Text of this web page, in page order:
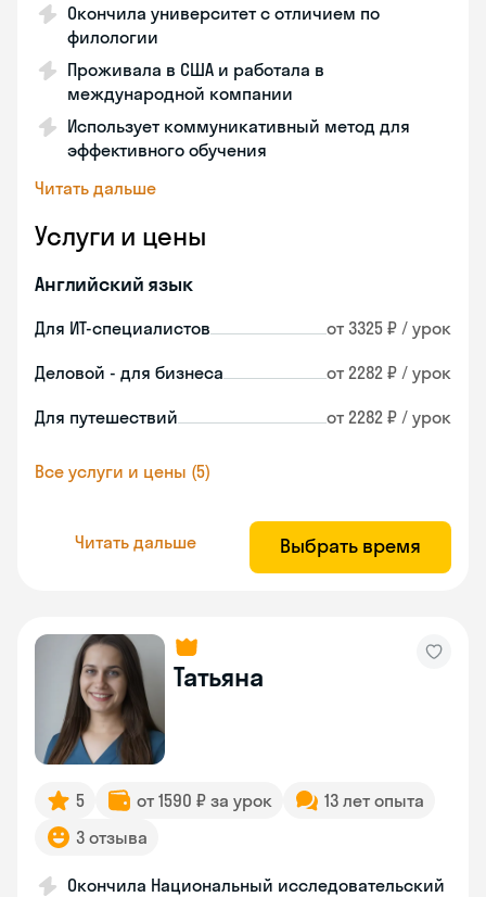
Окончила университет с отличием по
филологии
Проживала в США и работала в
международной компании
Использует коммуникативный метод для
эффективного обучения
Читать дальше
Услуги и цены
Английский язык
Для ИТ-специалистов от 3325 ₽ / урок
Деловой - для бизнеса от 2282 ₽ / урок
Для путешествий от 2282 ₽ / урок
Все услуги и цены (5)
Читать дальше Выбрать время
Татьяна
5 от 1590 ₽ за урок
13 лет опыта
3 отзыва
Окончила Национальный исследовательский